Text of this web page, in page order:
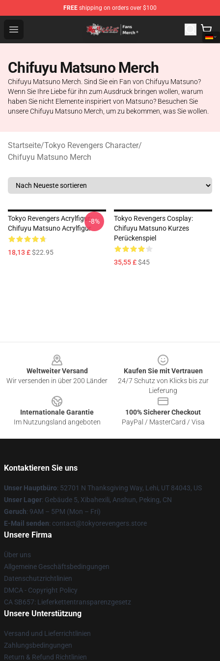
FREE shipping on orders over $100
Open menu
Tokyo Revengers Store - Official Tokyo Revengers
Chifuyu Matsuno Merch
Chifuyu Matsuno Merch. Sind Sie ein Fan von Chifuyu Matsuno?
Wenn Sie Ihre Liebe für ihn zum Ausdruck bringen wollen, warum
haben Sie nicht Elemente inspiriert von Matsuno? Besuchen Sie
unsere Chifuyu Matsuno Merch, um zu bekommen, was Sie wollen.
Startseite/Tokyo Revengers Character/
Chifuyu Matsuno Merch
Tokyo Revengers Acrylfigur:
Chifuyu Matsuno Acrylfigur
18,13 £$22.95
-8%
Tokyo Revengers Cosplay:
Chifuyu Matsuno Kurzes
Perückenspiel
35,55 £$45
Weltweiter Versand
Wir versenden in über 200 Länder
Kaufen Sie mit Vertrauen
24/7 Schutz von Klicks bis zur
Lieferung
Internationale Garantie
Im Nutzungsland angeboten
100% Sicherer Checkout
PayPal / MasterCard / Visa
Kontaktieren Sie uns
Unser Hauptbüro: 52701 N Thanksgiving Way, Lehi, UT 84043, US
Unser Lager: Gebäude 5, Xibahexili, Anshun, Peking, CN
Geruch: 9AM – 5PM (Mon – Fri)
E-Mail senden: contact@tokyorevengers.store
Unsere Firma
Über uns
Allgemeine Geschäftsbedingungen
Datenschutzrichtlinien
DMCA - Copyright Policy
CA SB657: Lieferkettentransparenzgesetz
Unsere Unterstützung
Versand und Lieferrichtlinien
Zahlungsbedingungen
Return & Refund Richtlinien